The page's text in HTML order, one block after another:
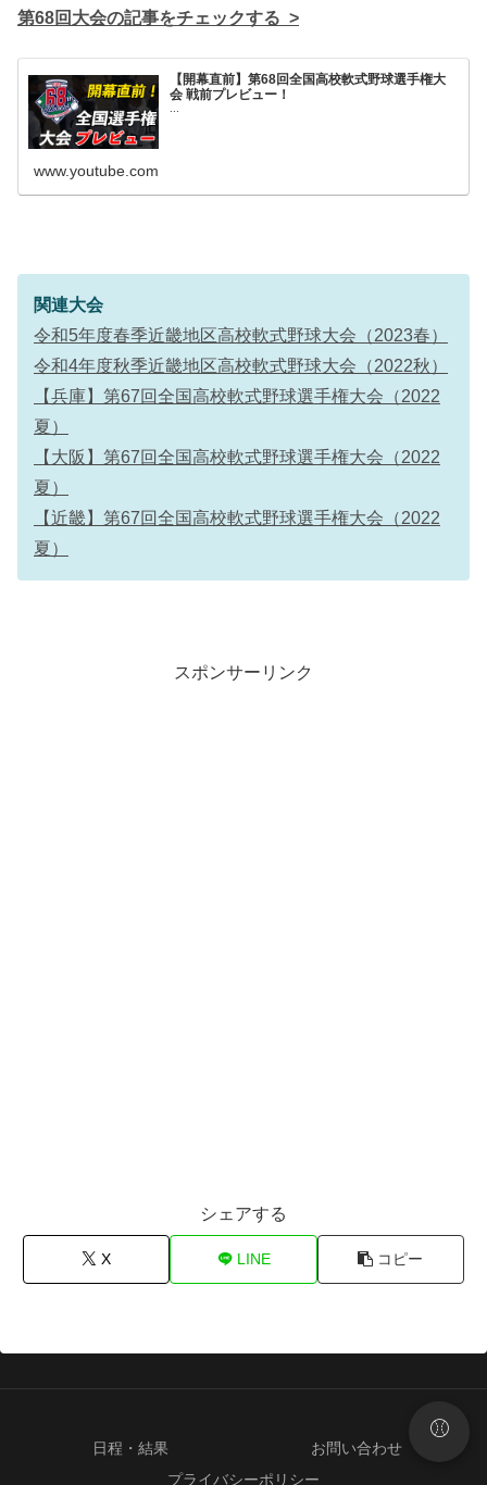
第68回大会の記事をチェックする >
【開幕直前】第68回全国高校軟式野球選手権大
会 戦前プレビュー！
...
www.youtube.com
関連大会
令和5年度春季近畿地区高校軟式野球大会（2023春）
令和4年度秋季近畿地区高校軟式野球大会（2022秋）
【兵庫】第67回全国高校軟式野球選手権大会（2022
夏）
【大阪】第67回全国高校軟式野球選手権大会（2022
夏）
【近畿】第67回全国高校軟式野球選手権大会（2022
夏）
スポンサーリンク
シェアする
X LINE コピー
日程・結果
お問い合わせ
プライバシーポリシー
⚾